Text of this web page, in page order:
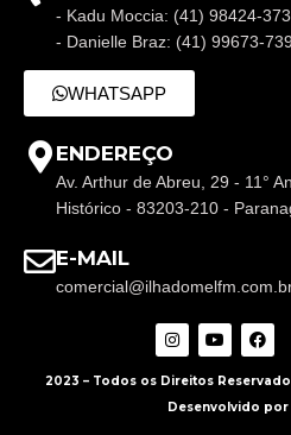
- Kadu Moccia: (41) 98424-
- Danielle Braz: (41) 99673-
WHATSAPP
ENDEREÇO
Av. Arthur de Abreu, 29 - 11°
Histórico - 83203-210 -
E-MAIL
2023 – Todos os Direitos
Desenvolvido